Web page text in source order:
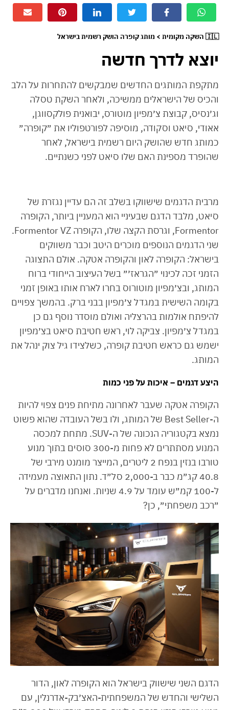
🇮🇱 השקה מקומית > מותג קופרה הושק רשמית בישראל
יוצא לדרך חדשה
מתקפת המותגים החדשים שמבקשים להתחרות על הלב
והכיס של הישראלים ממשיכה, ולאחר השקת טסלה
וג׳נסיס, קבוצת צ׳מפיון מוטורס, יבואנית פולקסווגן,
אאודי, סיאט וסקודה, מוסיפה לפורטפוליו את ״קופרה״
כמותג חדש שהושק היום רשמית בישראל, לאחר
שהופרד מספינת האם שלו סיאט לפני כשנתיים.
מרבית הדגמים שישווקו בשלב זה הם עדיין נגזרת של
סיאט, מלבד הדגם שבעיניי הוא המעניין ביותר, הקופרה
Formentor, וגרסת הקצה שלו, הקופרה Formentor VZ.
שני הדגמים הנוספים מוכרים היטב וכבר משווקים
בישראל: הקופרה לאון והקופרה אטקה. אולם התצוגה
הזמני זכה לכינוי ״הגראז׳״ בשל העיצוב הייחודי ברוח
המותג, ובצ׳מפיון מוטורוס בחרו לארח אותו באופן זמני
בקומה השישית במגדל צ׳מפיון בבני ברק. בהמשך צפויים
להיפתח אולמות בהרצליה ואולם מוסדר נוסף גם כן
במגדל צ׳מפיון. צביקה לוי, ראש חטיבת סיאט בצ׳מפיון
ישמש גם כראש חטיבת קופרה, כשלצידו גיל צוק ינהל את
המותג.
היצע דגמים – איכות על פני כמות
הקופרה אטקה שעבר לאחרונה מתיחת פנים צפוי להיות
ה-Best Seller של המותג, ולו בשל העובדה שהוא פשוט
נמצא בקטגוריה הנכונה של ה-SUV. מתחת למכסה
המנוע מסתתרים לא פחות מ-300 סוסים בתוך מנוע
טורבו בנזין בנפח 2 ליטרים, המייצר מומנט מירבי של
40.8 קג״מ כבר ב-2,000 סל״ד. נתון התאוצה מעמידה
ל-100 קמ״ש עומד על 4.9 שניות. ואנחנו מדברים על
״רכב משפחתי״, כן?
הדגם השני שישווק בישראל הוא הקופרה לאון, הדור
השלישי והחדש של המשפחתית-האצ׳בק-אדרנלין, עם